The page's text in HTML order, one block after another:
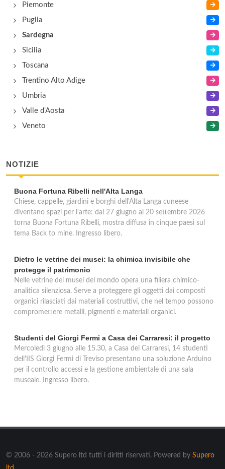
Piemonte
Puglia
Sardegna
Sicilia
Toscana
Trentino Alto Adige
Umbria
Valle d'Aosta
Veneto
NOTIZIE
Buona Fortuna Ribelli nell'Alta Langa
Chiese, cappelle, giardini e borghi dell'Alta Langa cuneese
diventano spazi per l'arte: dal 27 giugno al 20 settembre 2026
torna Buona Fortuna Ribelli, mostra diffusa in cinque paesi sul
tema Back to mine. Ingresso libero.
Dietro le vetrine dei musei: la chimica invisibile che
protegge il patrimonio
Nelle vetrine dei musei del mondo opera una filiera chimico-
analitica silenziosa. Serve a proteggere gli oggetti dai composti
organici rilasciati dai materiali costruttivi, che nel tempo possono
compromettere metalli, pigmenti e materiali organici.
Studenti del Giorgi Fermi a Casa dei Carraresi: il progetto
Mercoledì 3 giugno alle 15.30, a Casa dei Carraresi, 14 studenti
dell'IIS Giorgi Fermi di Treviso presentano una soluzione Arduino
per il controllo accessi e la gestione ambientale di una sala
museale. Ingresso libero.
© 2006 - 2026 Supero ltd tutti i diritti riservati. Powered by Supero